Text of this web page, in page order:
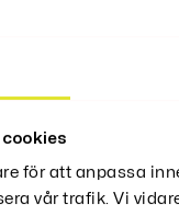
för att anpassa
vår trafik. Vi